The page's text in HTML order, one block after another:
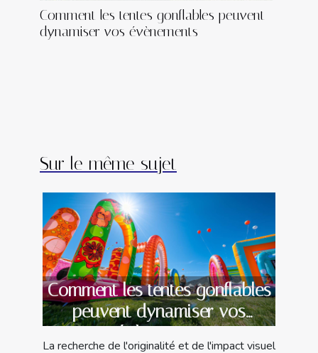
Comment les tentes gonflables peuvent
dynamiser vos évènements
Sur le même sujet
Comment les tentes gonflables
peuvent dynamiser vos
évènements
La recherche de l'originalité et de l'impact visuel